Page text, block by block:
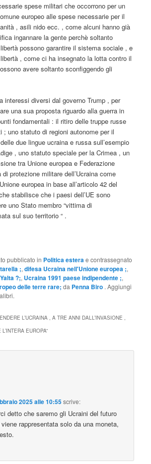
spese militari che occorrono per un
europeo alle spese necessarie per il
, asili nido ecc. , come alcuni hanno già
ingannare la gente perchè soltanto
possono garantire il sistema sociale , e
, come ci ha insegnato la lotta contro il
avere soltanto sconfiggendo gli
interessi diversi dal governo Trump , per
una sua proposta riguardo alla guerra in
fondamentali : il ritiro delle truppe russe
; uno statuto di regioni autonome per il
due lingue ucraina e russa sull’esempio
, uno statuto speciale per la Crimea , un
tra Unione europea e Federazione
protezione militare dell’Ucraina come
europea in base all’articolo 42 del
stabilisce che i paesi dell’UE sono
uno Stato membro “vittima di
sul suo territorio “ .
pubblicato in Politica esterae contrassegnato
;,difesa Ucraina nell'Unione europea ;,
?;, Ucraina 1991 paese indipendente ;,
delle terre rare; da Penna Biro . Aggiungi
L’UCRAINA , A TRE ANNI DALL’INVASIONE ,
EUROPA”
2025 alle 10:55scrive:
detto che saremo gli Ucraini del futuro
rappresentata solo da una moneta,